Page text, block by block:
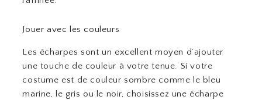
Jouer avec les couleurs
Les écharpes sont un excellent moyen d’ajouter
une touche de couleur à votre tenue. Si votre
costume est de couleur sombre comme le bleu
marine, le gris ou le noir, choisissez une écharpe